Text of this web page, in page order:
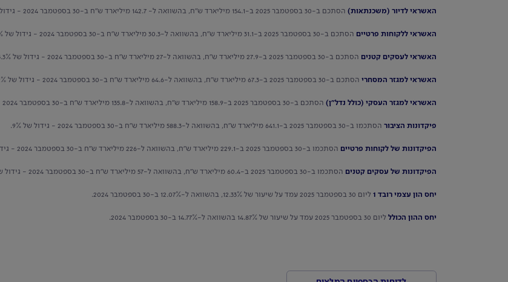
האשראי לדיור (משכנתאות) הסתכם ב-30 בספטמבר 2025 ב-154.1 מיליארד ש"ח, בהשוואה ל- 142.7 מיליארד ש"ח ב-30 בספטמבר 2024 - גידול של 8%.
האשראי ללקוחות פרטיים הסתכם ב-30 בספטמבר 2025 ב-31.1 מיליארד ש"ח, בהשוואה ל-30.3 מיליארד ש"ח ב-30 בספטמבר 2024 - גידול של 2.6%.
האשראי לעסקים קטנים הסתכם ב-30 בספטמבר 2025 ב-27.9 מיליארד ש"ח, בהשוואה ל-27 מיליארד ש"ח ב-30 בספטמבר 2024 - גידול של 3.3%.
האשראי למגזר המסחרי הסתכם ב-30 בספטמבר 2025 ב-67.3 מיליארד ש"ח, בהשוואה ל-64.6 מיליארד ש"ח ב-30 בספטמבר 2024 - גידול של 4.2%.
האשראי למגזר העסקי (כולל נדל"ן) הסתכם ב-30 בספטמבר 2025 ב-158.9 מיליארד ש"ח, בהשוואה ל-135.8 מיליארד ש"ח ב-30 בספטמבר 2024 - גידול של 17%.
פיקדונות הציבור הסתכמו ב-30 בספטמבר 2025 ב-641.1 מיליארד ש"ח, בהשוואה ל-588.3 מיליארד ש"ח ב-30 בספטמבר 2024 - גידול של 9%.
הפיקדונות של לקוחות פרטיים הסתכמו ב-30 בספטמבר 2025 ב-229.1 מיליארד ש"ח, בהשוואה ל-226 מיליארד ש"ח ב-30 בספטמבר 2024 - גידול של 1.4%.
הפיקדונות של עסקים קטנים הסתכמו ב-30 בספטמבר 2025 ב-60.4 מיליארד ש"ח, בהשוואה ל-57 מיליארד ש"ח ב-30 בספטמבר 2024 - גידול של 5.8%.
יחס הון עצמי רובד 1 ליום 30 בספטמבר 2025 עמד על שיעור של 12.33%, בהשוואה ל-12.07% ב-30 בספטמבר 2024.
יחס ההון הכוללליום 30 בספטמבר 2025 עמד על שיעור של 14.87% בהשוואה ל-14.77% ב-30 בספטמבר 2024.